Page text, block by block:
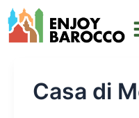
Vai
al
Casa di